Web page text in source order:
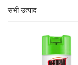
सभी उत्पाद